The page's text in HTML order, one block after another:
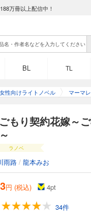
万冊以上配信中！
BL TL
女性向けライトノベル マーマ
もり契約花嫁～
ラノベ
雨路 / 龍本みお
円 (税込) 4pt
34件